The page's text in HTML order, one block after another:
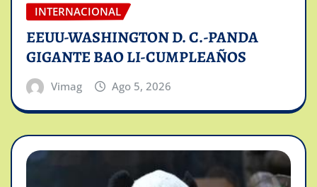
INTERNACIONAL
EEUU-WASHINGTON D. C.-PANDA
GIGANTE BAO LI-CUMPLEAÑOS
Vimag Ago 5, 2026